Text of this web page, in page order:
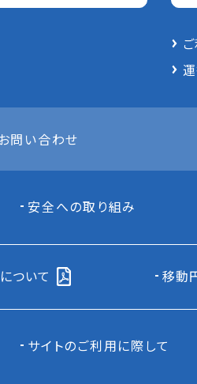
問い合わせ
安全への取り組み
ついて 移動
サイトのご利用に際して